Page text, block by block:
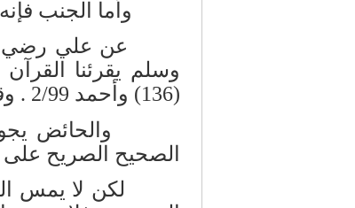
وأما الجنب فإنه
عن علي رضي
وسلم يقرئنا
(136) وأحمد 2/99 . وقال أبو عيسى: حديث حسن صحيح.
والحائض يجوز
الصحيح الصريح على
لكن لا يمس